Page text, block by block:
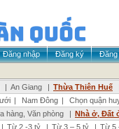
Đăng nhập Đăng ký
Đăng
| An Giang | Thừa Thiên Huế
| Nam Đông |
Chọn quận
hàng, Văn phòng | Nhà ở, Đất
| Từ 2 -3 tỷ | Từ 3 – 5 tỷ | Từ 5